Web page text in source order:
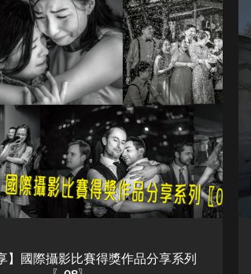
】國際攝影比賽得獎作品分享系列